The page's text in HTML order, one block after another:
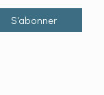
S'abonner